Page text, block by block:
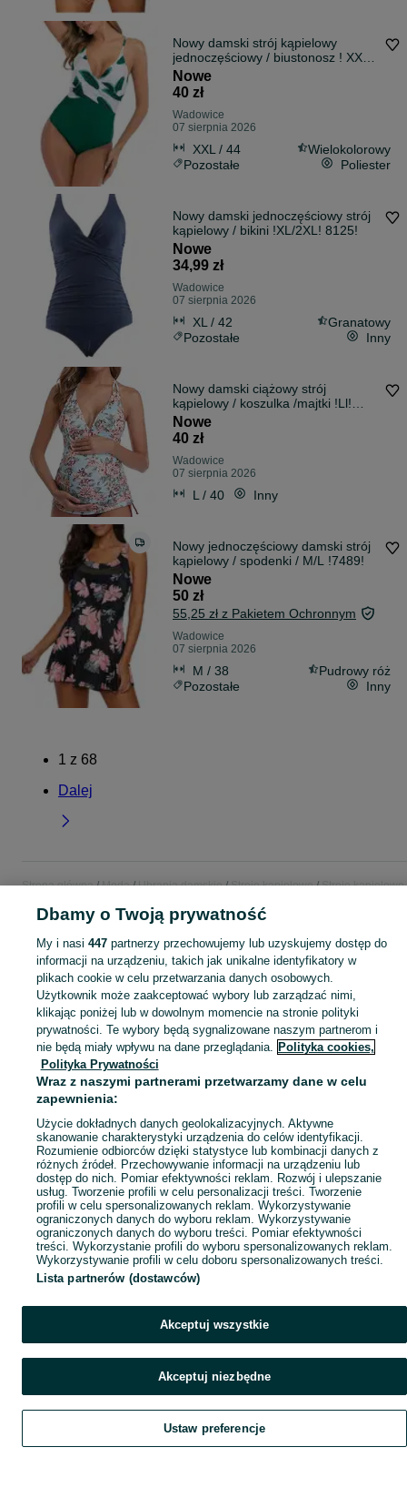
Nowy damski strój kąpielowy
jednoczęściowy / biustonosz ! XXL !
402!
Nowe
40 zł
Wadowice
07 sierpnia 2026
XXL / 44
Wielokolorowy
Pozostałe
Poliester
Nowy damski jednoczęściowy strój
kąpielowy / bikini !XL/2XL! 8125!
Nowe
34,99 zł
Wadowice
07 sierpnia 2026
XL / 42
Granatowy
Pozostałe
Inny
Nowy damski ciążowy strój
kąpielowy / koszulka /majtki !Ll!
1679!
Nowe
40 zł
Wadowice
07 sierpnia 2026
L / 40 Inny
Nowy jednoczęściowy damski strój
kąpielowy / spodenki / M/L !7489!
Nowe
50 zł
55,25 zł z Pakietem Ochronnym
Wadowice
07 sierpnia 2026
M / 38
Pudrowy róż
Pozostałe
Inny
1 z 68
Dalej
Strona główna Moda Ubrania damskie Stroje kąpielowe
Stroje kąpielowe
KATEGORIA
Szeroki wybór strojów kąpielowych damskich Wadowice ▶️ jednoczęściowe i bikini ✅ Nowe i używane w dobrych cenach ✌ Znajdź ogłoszenia na OLX.pl! Zobacz
Mapa kategorii
Mapa miejscowości
Szukaj Obserwujesz Dodaj Czat Konto
Dbamy o Twoją prywatność
My i nasi 447partnerzy przechowujemy lub uzyskujemy dostęp do
informacji na urządzeniu, takich jak unikalne identyfikatory w
plikach cookie w celu przetwarzania danych osobowych.
Użytkownik może zaakceptować wybory lub zarządzać nimi,
klikając poniżej lub w dowolnym momencie na stronie polityki
prywatności. Te wybory będą sygnalizowane naszym partnerom i
nie będą miały wpływu na dane przeglądania. Polityka cookies,
Polityka Prywatności
Wraz z naszymi partnerami przetwarzamy dane w celu
zapewnienia:
Użycie dokładnych danych geolokalizacyjnych. Aktywne
skanowanie charakterystyki urządzenia do celów identyfikacji.
Rozumienie odbiorców dzięki statystyce lub kombinacji danych z
różnych źródeł. Przechowywanie informacji na urządzeniu lub
dostęp do nich. Pomiar efektywności reklam. Rozwój i ulepszanie
usług. Tworzenie profili w celu personalizacji treści. Tworzenie
profili w celu spersonalizowanych reklam. Wykorzystywanie
ograniczonych danych do wyboru reklam. Wykorzystywanie
ograniczonych danych do wyboru treści. Pomiar efektywności
treści. Wykorzystanie profili do wyboru spersonalizowanych reklam.
Wykorzystywanie profili w celu doboru spersonalizowanych treści.
Lista partnerów (dostawców)
Akceptuj wszystkie
Akceptuj niezbędne
Ustaw preferencje